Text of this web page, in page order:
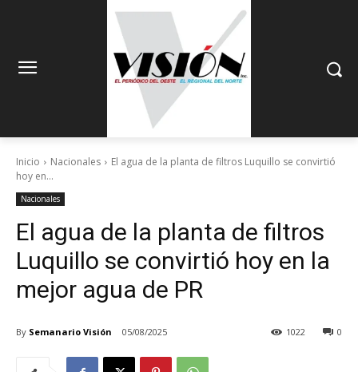
Inicio Nacionales
El agua de la planta de filtros Luquillo se convirtió
hoy en...
Nacionales
El agua de la planta de filtros
Luquillo se convirtió hoy en la
mejor agua de PR
By Semanario Visión 05/08/2025 0
1022